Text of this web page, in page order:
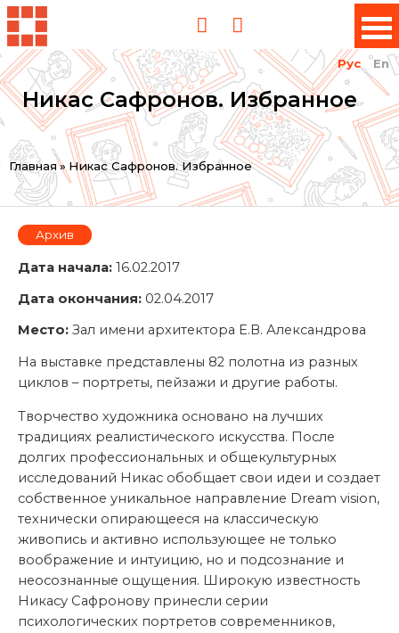
Рус En
Никас Сафронов. Избранное
Вы
здесь
Главная » Никас Сафронов. Избранное
Архив
Дата начала: 16.02.2017
Дата окончания: 02.04.2017
Место: Зал имени архитектора Е.В. Александрова
На выставке представлены 82 полотна из разных
циклов – портреты, пейзажи и другие работы.
Творчество художника основано на лучших
традициях реалистического искусства. После
долгих профессиональных и общекультурных
исследований Никас обобщает свои идеи и создает
собственное уникальное направление Dream vision,
технически опирающееся на классическую
живопись и активно использующее не только
воображение и интуицию, но и подсознание и
неосознанные ощущения. Широкую известность
Никасу Сафронову принесли серии
психологических портретов современников,